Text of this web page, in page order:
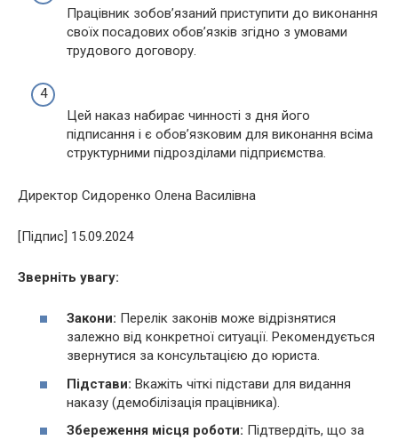
Працівник зобов’язаний приступити до виконання
своїх посадових обов’язків згідно з умовами
трудового договору.
Цей наказ набирає чинності з дня його
підписання і є обов’язковим для виконання всіма
структурними підрозділами підприємства.
Директор Сидоренко Олена Василівна
[Підпис] 15.09.2024
Зверніть увагу:
Закони: Перелік законів може відрізнятися
залежно від конкретної ситуації. Рекомендується
звернутися за консультацією до юриста.
Підстави: Вкажіть чіткі підстави для видання
наказу (демобілізація працівника).
Збереження місця роботи: Підтвердіть, що за